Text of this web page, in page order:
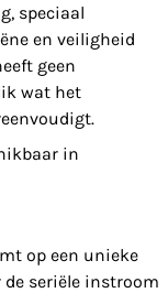
speciaal
en veiligheid
geen
wat het
in
op een unieke
de seriële instroom